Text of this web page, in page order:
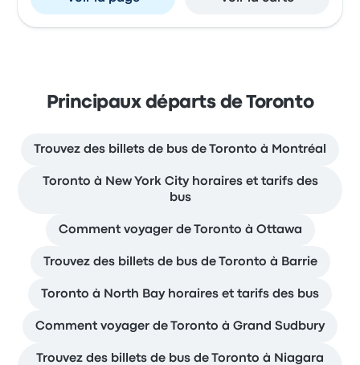
Principaux départs de Toronto
Trouvez des billets de bus de Toronto à Montréal
Toronto à New York City horaires et tarifs des
bus
Comment voyager de Toronto à Ottawa
Trouvez des billets de bus de Toronto à Barrie
Toronto à North Bay horaires et tarifs des bus
Comment voyager de Toronto à Grand Sudbury
Trouvez des billets de bus de Toronto à Niagara